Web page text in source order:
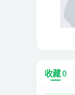
收藏0